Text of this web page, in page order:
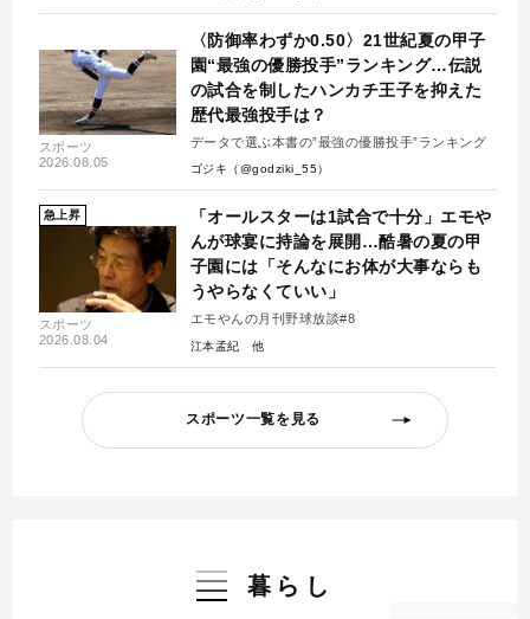
スポーツ
2026.08.05
〈防御率わずか0.50〉21世紀夏の甲子
園“最強の優勝投手”ランキング…伝説
の試合を制したハンカチ王子を抑えた
歴代最強投手は？
データで選ぶ本書の”最強の優勝投手”ランキング
ゴジキ（@godziki_55）
急上昇
スポーツ
2026.08.04
「オールスターは1試合で十分」エモや
んが球宴に持論を展開…酷暑の夏の甲
子園には「そんなにお体が大事ならも
うやらなくていい」
エモやんの月刊野球放談#8
江本孟紀
スポーツ一覧を見る
暮らし